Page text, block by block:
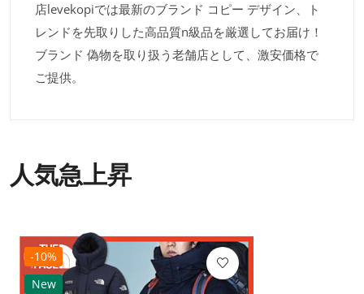
店levekopiでは最新のブランド コピー デザイン、ト
レンドを先取りした高品質n級品を厳選してお届け！
ブランド 偽物を取り扱う老舗店として、激安価格で
ご提供。
人気急上昇
-10%
New